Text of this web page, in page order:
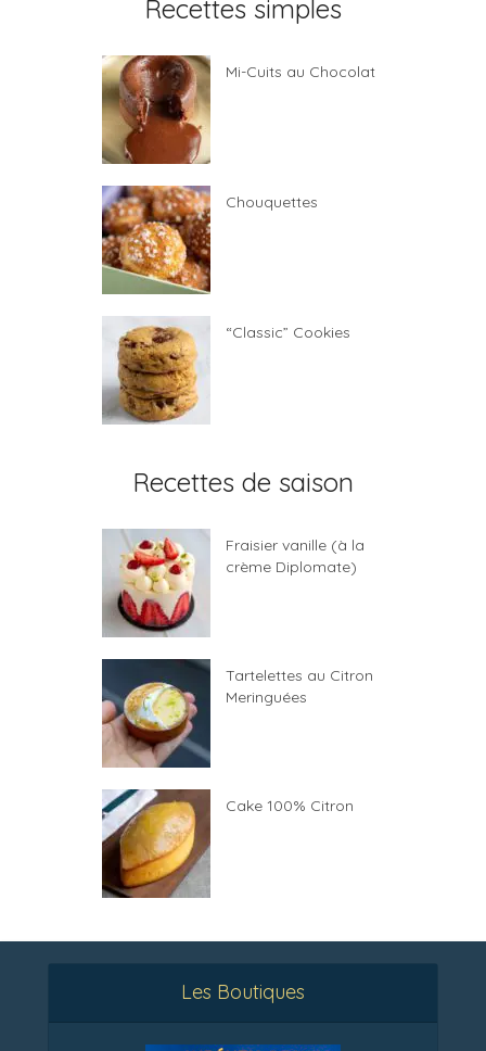
Recettes simples
Mi-Cuits au Chocolat
Chouquettes
“Classic” Cookies
Recettes de saison
Fraisier vanille (à la
crème Diplomate)
Tartelettes au Citron
Meringuées
Cake 100% Citron
Les Boutiques